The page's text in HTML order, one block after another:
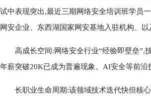
试中表现突出,最近三期网络安全培训班学员
网安企业、东西湖国家网安基地入驻机构、
高成长空间:网络安全行业“经验即壁垒”,技
年薪突破20K已成为普遍现象。AI安全等前
长职业生命周期:该领域技术迭代快但核心